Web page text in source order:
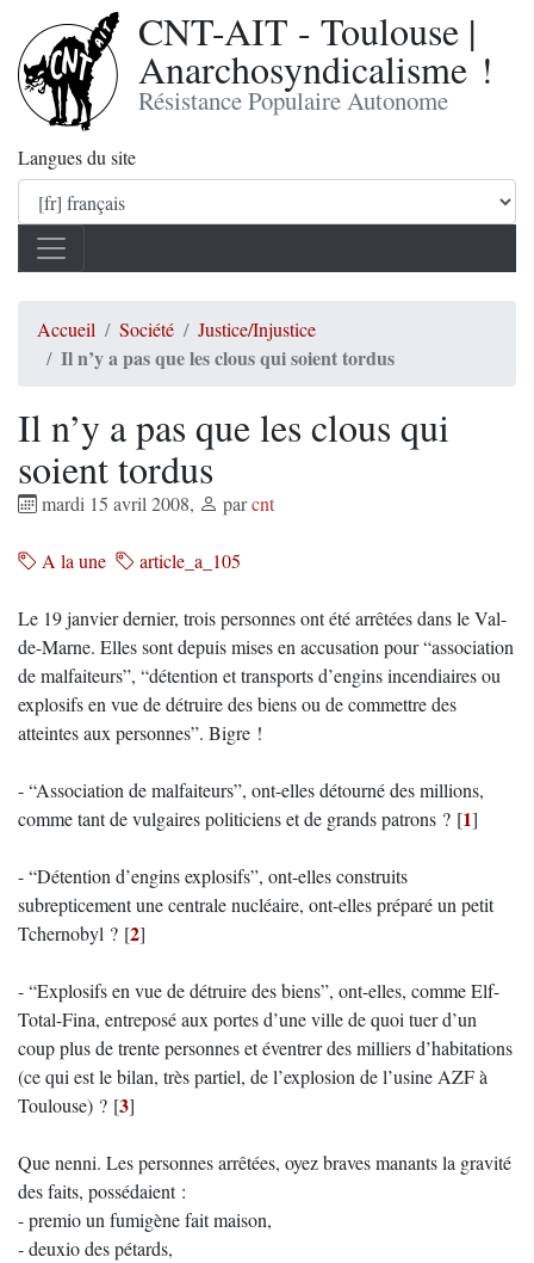
CNT-AIT - Toulouse |
Anarchosyndicalisme !
Résistance Populaire Autonome
Langues du site
Accueil Société Justice/Injustice
Il n’y a pas que les clous qui soient tordus
Il n’y a pas que les clous qui
soient tordus
mardi 15 avril 2008, parcnt
A la une article_a_105
Le 19 janvier dernier, trois personnes ont été arrêtées dans le Val-
de-Marne. Elles sont depuis mises en accusation pour “association
de malfaiteurs”, “détention et transports d’engins incendiaires ou
explosifs en vue de détruire des biens ou de commettre des
atteintes aux personnes”. Bigre !
- “Association de malfaiteurs”, ont-elles détourné des millions,
comme tant de vulgaires politiciens et de grands patrons ? [1]
- “Détention d’engins explosifs”, ont-elles construits
subrepticement une centrale nucléaire, ont-elles préparé un petit
Tchernobyl ? [2]
- “Explosifs en vue de détruire des biens”, ont-elles, comme Elf-
Total-Fina, entreposé aux portes d’une ville de quoi tuer d’un
coup plus de trente personnes et éventrer des milliers d’habitations
(ce qui est le bilan, très partiel, de l’explosion de l’usine AZF à
Toulouse) ? [3]
Que nenni. Les personnes arrêtées, oyez braves manants la gravité
des faits, possédaient :
- premio un fumigène fait maison,
- deuxio des pétards,